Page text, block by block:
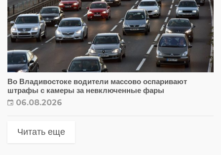
Во Владивостоке водители массово оспаривают
штрафы с камеры за невключенные фары
06.08.2026
Читать еще